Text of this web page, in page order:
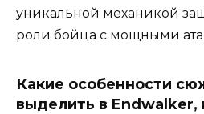
уникальной механикой
роли бойца с мощными
Какие особенности
выделить в Endwalker,